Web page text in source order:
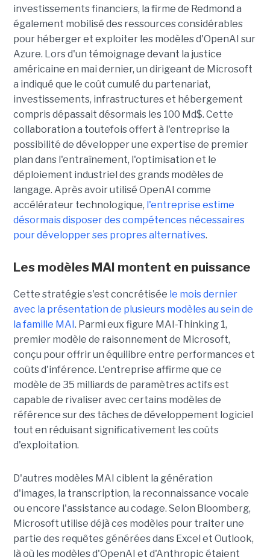
investissements financiers, la firme de Redmond a
également mobilisé des ressources considérables
pour héberger et exploiter les modèles d'OpenAI sur
Azure. Lors d'un témoignage devant la justice
américaine en mai dernier, un dirigeant de Microsoft
a indiqué que le coût cumulé du partenariat,
investissements, infrastructures et hébergement
compris dépassait désormais les 100 Md$. Cette
collaboration a toutefois offert à l'entreprise la
possibilité de développer une expertise de premier
plan dans l'entraînement, l'optimisation et le
déploiement industriel des grands modèles de
langage. Après avoir utilisé OpenAI comme
accélérateur technologique, l'entreprise estime
désormais disposer des compétences nécessaires
pour développer ses propres alternatives.
Les modèles MAI montent en puissance
Cette stratégie s'est concrétisée le mois dernier
avec la présentation de plusieurs modèles au sein de
la famille MAI. Parmi eux figure MAI-Thinking 1,
premier modèle de raisonnement de Microsoft,
conçu pour offrir un équilibre entre performances et
coûts d'inférence. L'entreprise affirme que ce
modèle de 35 milliards de paramètres actifs est
capable de rivaliser avec certains modèles de
référence sur des tâches de développement logiciel
tout en réduisant significativement les coûts
d'exploitation.
D'autres modèles MAI ciblent la génération
d'images, la transcription, la reconnaissance vocale
ou encore l'assistance au codage. Selon Bloomberg,
Microsoft utilise déjà ces modèles pour traiter une
partie des requêtes générées dans Excel et Outlook,
là où les modèles d'OpenAI et d'Anthropic étaient